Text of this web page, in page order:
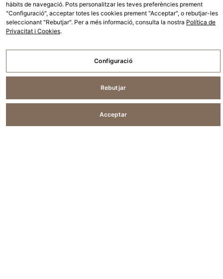
CARRER PONENT 20
SANT PAU D'ORDAL 08739
+34 93 899 30 28
INFO@CALPEREDELMASET.COM
hàbits de navegació. Pots personalitzar les teves preferències prement
"Configuració", acceptar totes les cookies prement "Acceptar", o rebutjar-les
seleccionant "Rebutjar". Per a més informació, consulta la nostra Política de
Privacitat i Cookies.
Configuració
Rebutjar
Acceptar